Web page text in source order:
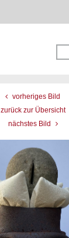
vorheriges Bild
zurück zur Übersicht
nächstes Bild